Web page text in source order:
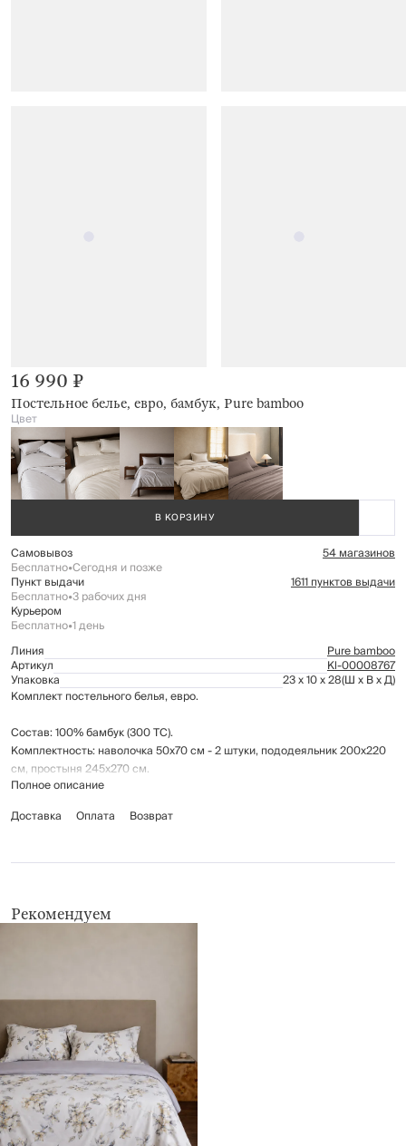
Постельное белье, евро, бамбук, Pure bamboo
16 990 ₽
Цвет
В КОРЗИНУ
Самовывоз 54 магазинов
Бесплатно•Сегодня и позже
Пункт выдачи 1611 пунктов выдачи
Бесплатно•3 рабочих дня
Курьером
Бесплатно•1 день
Линия
Pure bamboo
Артикул Kl-00008767
Упаковка 23 x 10 x 28(Ш x В x Д)
Комплект постельного белья, евро.
Состав: 100% бамбук (300 ТС).
Комплектность: наволочка 50х70 см - 2 штуки, пододеяльник 200х220
см, простыня 245х270 см.
Полное описание
Доставка
Оплата Возврат
Рекомендуем